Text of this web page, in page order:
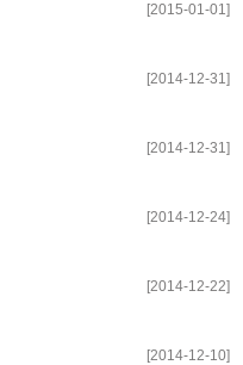
[2015-01-01]
[2014-12-31]
[2014-12-31]
[2014-12-24]
[2014-12-22]
[2014-12-10]